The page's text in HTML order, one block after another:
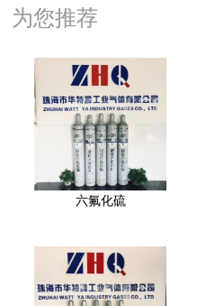
为您推荐
六氟化硫